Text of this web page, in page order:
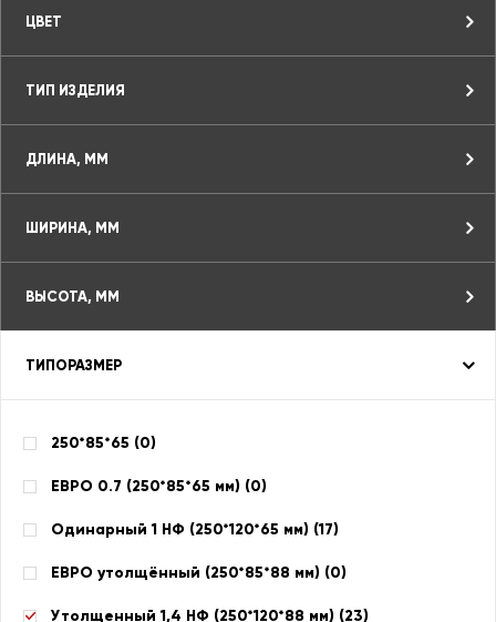
ЦВЕТ
ТИП ИЗДЕЛИЯ
ДЛИНА, ММ
ШИРИНА, ММ
ВЫСОТА, ММ
ТИПОРАЗМЕР
250*85*65 (0)
ЕВРО 0.7 (250*85*65 мм) (0)
Одинарный 1 НФ (250*120*65 мм) (17)
ЕВРО утолщённый (250*85*88 мм) (0)
Утолщенный 1,4 НФ (250*120*88 мм) (23)